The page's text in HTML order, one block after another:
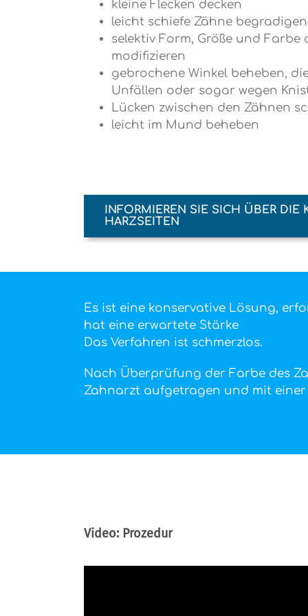
kleine Flecken decken
leicht schiefe Zähne begradigen
selektiv Form, Größe und Farbe
modifizieren
gebrochene Winkel beheben,
Unfällen oder sogar wegen
Lücken zwischen den Zähnen
leicht im Mund beheben
INFORMIEREN SIE SICH ÜBER DIE
HARZSEITEN
Es ist eine konservative Lösung,
hat eine erwartete Stärke
Das Verfahren ist schmerzlos.
Nach Überprüfung der Farbe des
Zahnarzt aufgetragen und mit
Video: Prozedur